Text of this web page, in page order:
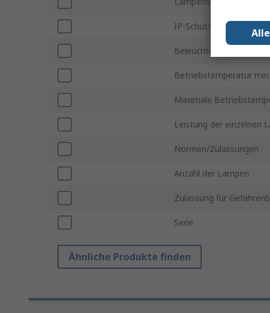
IP-Schutzart
Beleuchtungsleistung
Betriebstemperatur min.
Maximale
Leistung der einzelnen
Normen/Zulassungen
Anzahl der Lampen
Zulassung für
Serie
Ähnliche Produkte finden